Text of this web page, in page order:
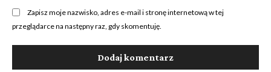
Zapisz moje nazwisko, adres e-mail i stronę internetową w tej
przeglądarce na następny raz, gdy skomentuję.